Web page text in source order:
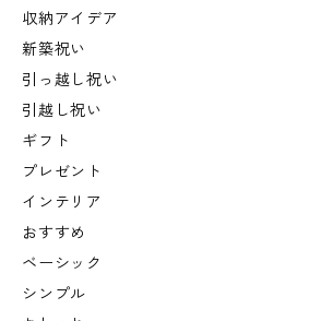
収納アイデア
新築祝い
引っ越し祝い
引越し祝い
ギフト
プレゼント
インテリア
おすすめ
ベーシック
シンプル